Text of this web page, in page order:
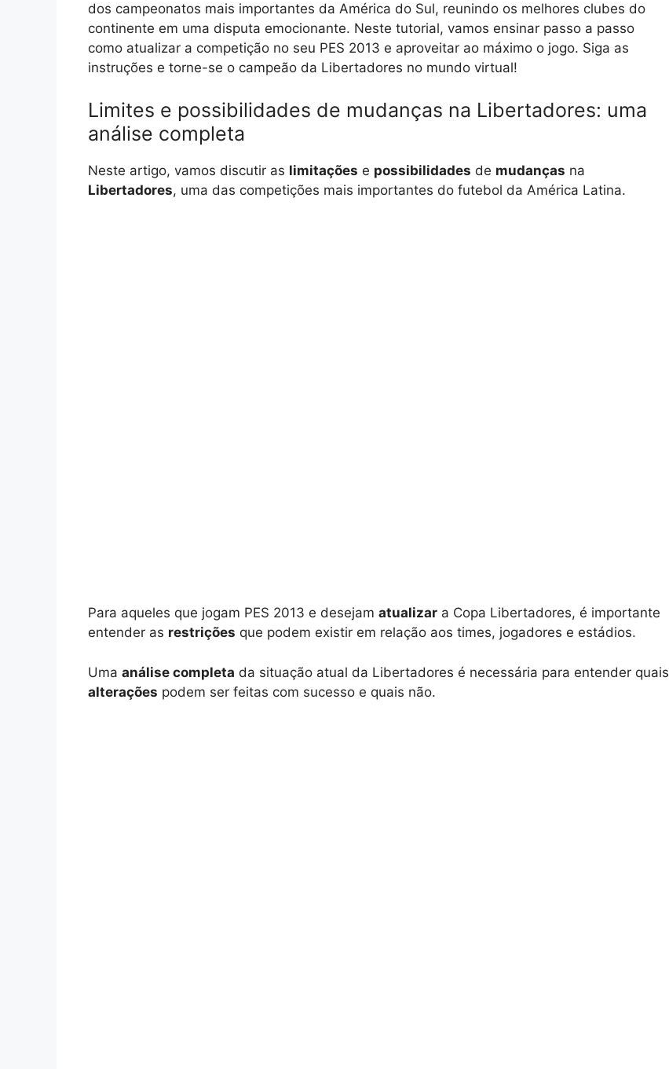
dos campeonatos mais importantes da América do Sul, reunindo os melhores clubes do
continente em uma disputa emocionante. Neste tutorial, vamos ensinar passo a passo
como atualizar a competição no seu PES 2013 e aproveitar ao máximo o jogo. Siga as
instruções e torne-se o campeão da Libertadores no mundo virtual!
Limites e possibilidades de mudanças na Libertadores: uma
análise completa
Neste artigo, vamos discutir as limitações e possibilidades de mudanças na
Libertadores, uma das competições mais importantes do futebol da América Latina.
Para aqueles que jogam PES 2013 e desejam atualizar a Copa Libertadores, é importante
entender as restrições que podem existir em relação aos times, jogadores e estádios.
Uma análise completa da situação atual da Libertadores é necessária para entender quais
alterações podem ser feitas com sucesso e quais não.